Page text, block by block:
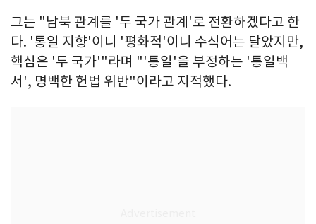
그는 "남북 관계를 '두 국가 관계'로 전환하겠다고 한
다. '통일 지향'이니 '평화적'이니 수식어는 달았지만,
핵심은 '두 국가'"라며 "'통일'을 부정하는 '통일백
서', 명백한 헌법 위반"이라고 지적했다.